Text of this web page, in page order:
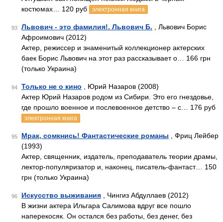
костюмах… 120 руб
электронная книга
93 Львович - это фамилия!. Львович Б. , Львович Борис
Афроимович (2012)
Актер, режиссер и знаменитый коллекционер актерских
баек Борис Львович на этот раз рассказывает о… 166 грн
(только Украина)
94 Только не о кино , Юрий Назаров (2008)
Актер Юрий Назаров родом из Сибири. Это его гнездовье,
где прошло военное и послевоенное детство – с… 176 руб
электронная книга
95 Мрак, сомкнись! Фантастические романы , Фриц Лейбер
(1993)
Актер, священник, издатель, преподаватель теории драмы,
лектор-популяризатор и, наконец, писатель-фантаст… 150
грн (только Украина)
96 Искусство выживания , Чингиз Абдуллаев (2012)
В жизни актера Ильгара Салимова вдруг все пошло
наперекосяк. Он остался без работы, без денег, без